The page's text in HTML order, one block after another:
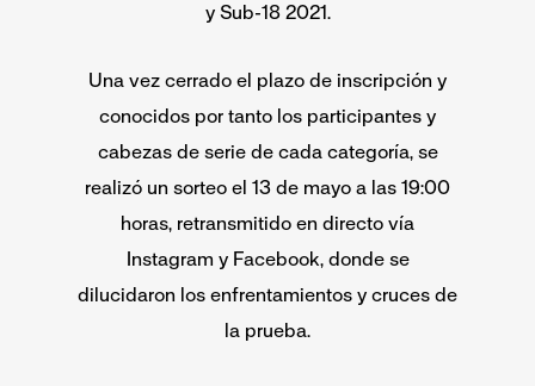
y Sub-18 2021.
Una vez cerrado el plazo de inscripción y
conocidos por tanto los participantes y
cabezas de serie de cada categoría, se
realizó un sorteo el 13 de mayo a las 19:00
horas, retransmitido en directo vía
Instagram y Facebook, donde se
dilucidaron los enfrentamientos y cruces de
la prueba.